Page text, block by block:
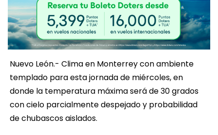
Nuevo León.- Clima en Monterrey con ambiente
templado para esta jornada de miércoles, en
donde la temperatura máxima será de 30 grados
con cielo parcialmente despejado y probabilidad
de chubascos aislados.